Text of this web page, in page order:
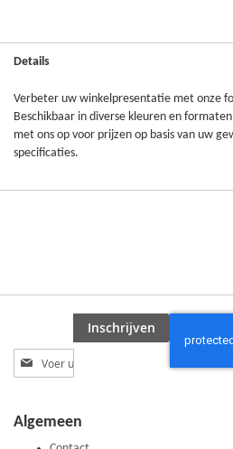
gallerij
Details
Verbeter uw winkelpresentatie met onze
Beschikbaar in diverse kleuren en
met ons op voor prijzen op basis van uw
specificaties.
Abonneer
u
nieuwsbrief
Inschrijven
Algemeen